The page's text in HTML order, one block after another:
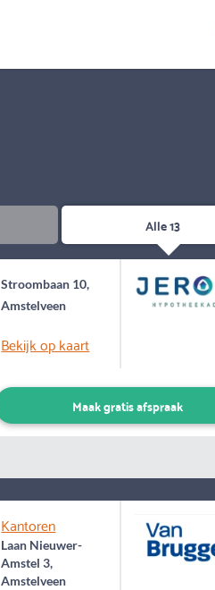
Plan een gratis 1e gesprek binnen 1
Alle 13
Stroombaan 10,
Amstelveen
Bekijk op kaart
Maak gratis afspraak
Kantoren
Laan Nieuwer-
Amstel 3,
Amstelveen